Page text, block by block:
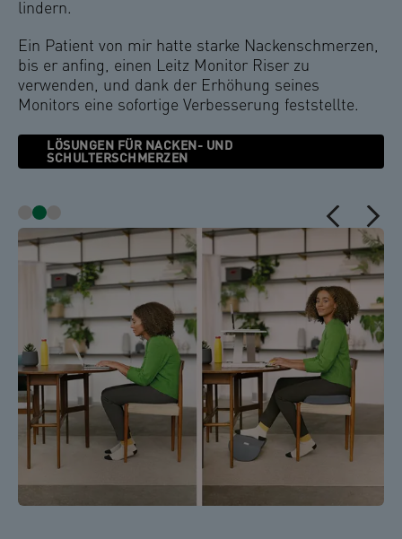
lindern.
Ein Patient von mir hatte starke Nackenschmerzen,
bis er anfing, einen Leitz Monitor Riser zu
verwenden, und dank der Erhöhung seines
Monitors eine sofortige Verbesserung feststellte.
LÖSUNGEN FÜR NACKEN- UND
SCHULTERSCHMERZEN